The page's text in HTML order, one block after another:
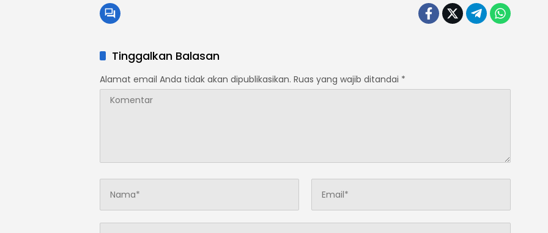
Tinggalkan Balasan
Alamat email Anda tidak akan dipublikasikan. Ruas yang wajib ditandai *